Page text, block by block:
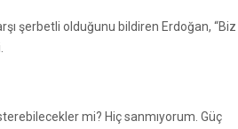
şerbetli olduğunu bildiren Erdoğan, “Biz
mi? Hiç sanmıyorum. Güç